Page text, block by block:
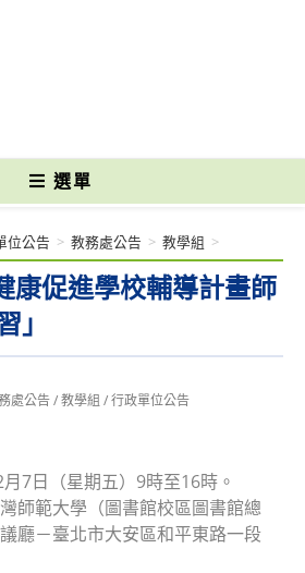
選單
康促進學校輔導計畫師
」
位公告 > 教務處公告 > 教學組 >
處公告/教學組 /行政單位公告
7日（星期五）9時至16時。
師範大學（圖書館校區圖書館總
廳－臺北市大安區和平東路一段